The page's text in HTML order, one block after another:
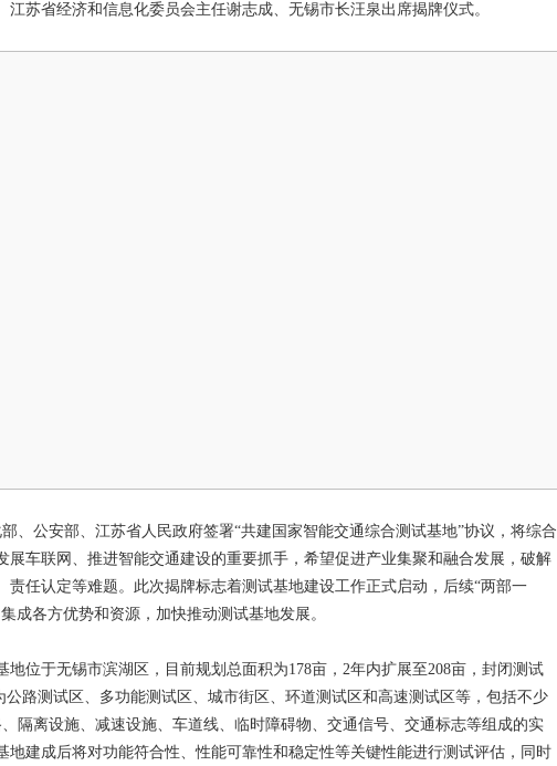
江苏省经济和信息化委员会主任谢志成、无锡市长汪泉出席揭牌仪式。
、公安部、江苏省人民政府签署“共建国家智能交通综合测试基地”协议，将综合
展车联网、推进智能交通建设的重要抓手，希望促进产业集聚和融合发展，破解
责任认定等难题。此次揭牌标志着测试基地建设工作正式启动，后续“两部一
成各方优势和资源，加快推动测试基地发展。
地位于无锡市滨湖区，目前规划总面积为178亩，2年内扩展至208亩，封闭测试
公路测试区、多功能测试区、城市街区、环道测试区和高速测试区等，包括不少
隔离设施、减速设施、车道线、临时障碍物、交通信号、交通标志等组成的实
地建成后将对功能符合性、性能可靠性和稳定性等关键性能进行测试评估，同时